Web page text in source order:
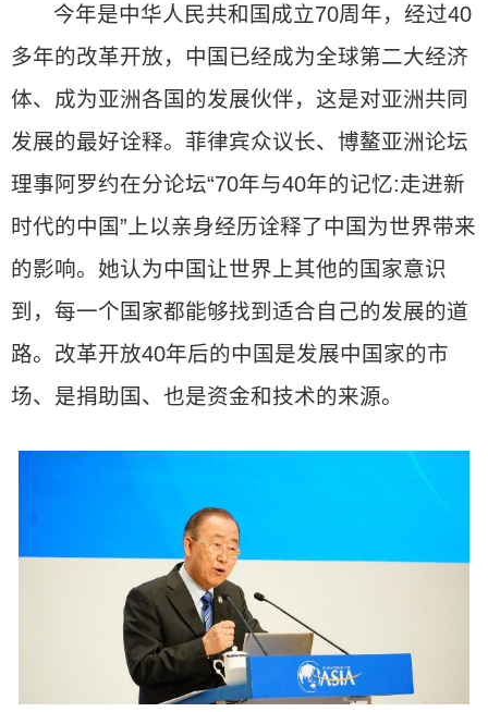
今年是中华人民共和国成立70周年，经过40
多年的改革开放，中国已经成为全球第二大经济
体、成为亚洲各国的发展伙伴，这是对亚洲共同
发展的最好诠释。菲律宾众议长、博鳌亚洲论坛
理事阿罗约在分论坛“70年与40年的记忆:走进新
时代的中国”上以亲身经历诠释了中国为世界带来
的影响。她认为中国让世界上其他的国家意识
到，每一个国家都能够找到适合自己的发展的道
路。改革开放40年后的中国是发展中国家的市
场、是捐助国、也是资金和技术的来源。